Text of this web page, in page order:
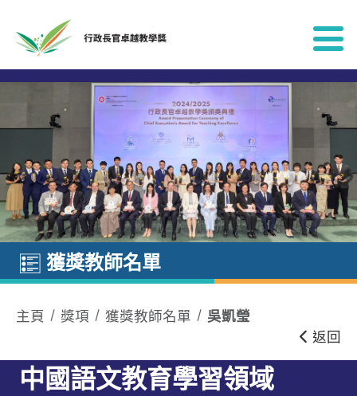
獲獎教師名單
主頁 獎項 獲獎教師名單
吳凱瑩
返回
中國語文教育學習領域